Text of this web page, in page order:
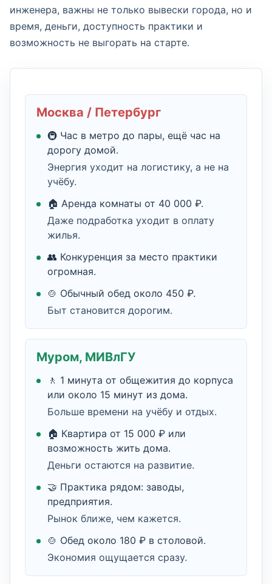
инженера, важны не только вывески города, но и
время, деньги, доступность практики и
возможность не выгорать на старте.
Москва / Петербург
🚇 Час в метро до пары, ещё час на
дорогу домой.
Энергия уходит на логистику, а не на
учёбу.
🏠 Аренда комнаты от 40 000 ₽.
Даже подработка уходит в оплату
жилья.
👥 Конкуренция за место практики
огромная.
🍲 Обычный обед около 450 ₽.
Быт становится дорогим.
Муром, МИВлГУ
🚶 1 минута от общежития до корпуса
или около 15 минут из дома.
Больше времени на учёбу и отдых.
🏠 Квартира от 15 000 ₽ или
возможность жить дома.
Деньги остаются на развитие.
🤝 Практика рядом: заводы,
предприятия.
Рынок ближе, чем кажется.
🍲 Обед около 180 ₽ в столовой.
Экономия ощущается сразу.